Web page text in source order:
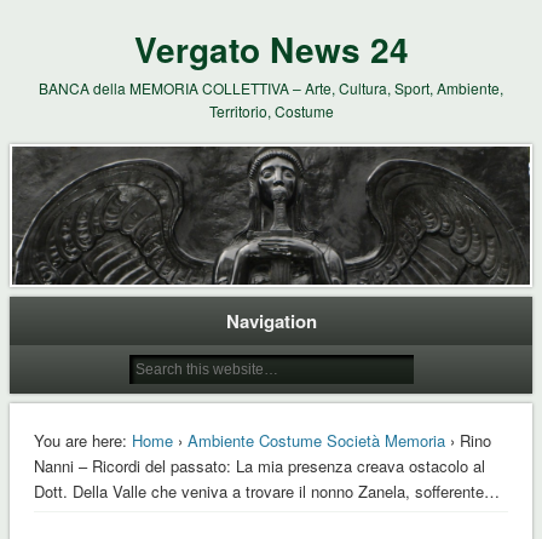
Vergato News 24
BANCA della MEMORIA COLLETTIVA – Arte, Cultura, Sport, Ambiente,
Territorio, Costume
Navigation
You are here: Home› Ambiente Costume Società Memoria› Rino
Nanni – Ricordi del passato: La mia presenza creava ostacolo al
Dott. Della Valle che veniva a trovare il nonno Zanela, sofferente…